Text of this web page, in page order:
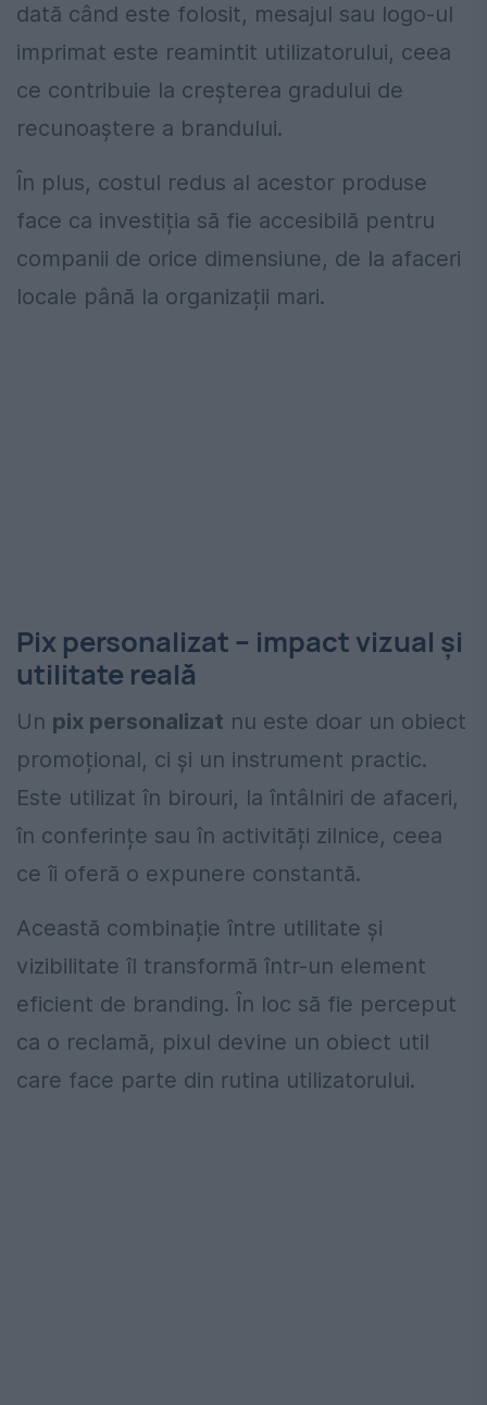
dată când este folosit, mesajul sau logo-ul
imprimat este reamintit utilizatorului, ceea
ce contribuie la creșterea gradului de
recunoaștere a brandului.
În plus, costul redus al acestor produse
face ca investiția să fie accesibilă pentru
companii de orice dimensiune, de la afaceri
locale până la organizații mari.
Pix personalizat – impact vizual și
utilitate reală
Un pix personalizat nu este doar un obiect
promoțional, ci și un instrument practic.
Este utilizat în birouri, la întâlniri de afaceri,
în conferințe sau în activități zilnice, ceea
ce îi oferă o expunere constantă.
Această combinație între utilitate și
vizibilitate îl transformă într-un element
eficient de branding. În loc să fie perceput
ca o reclamă, pixul devine un obiect util
care face parte din rutina utilizatorului.